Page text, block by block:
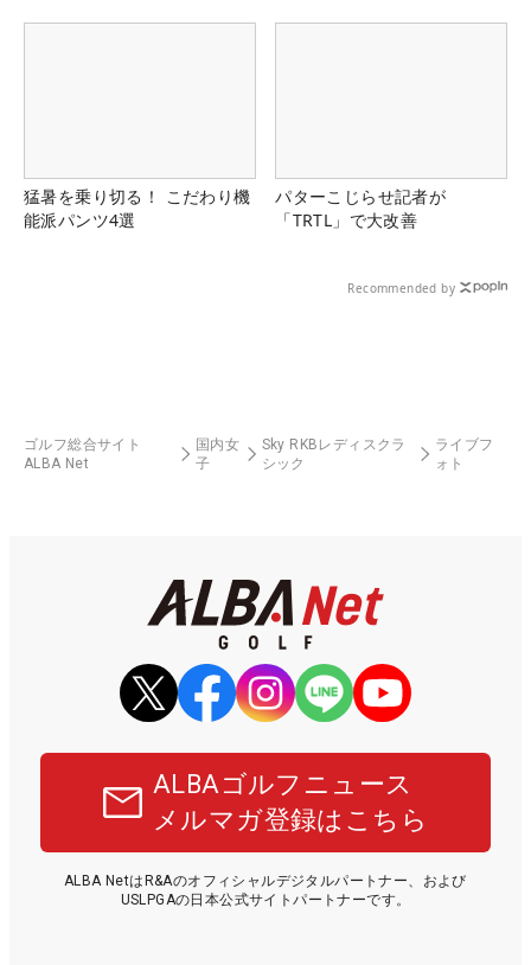
猛暑を乗り切る！ こだわり機
能派パンツ4選
パターこじらせ記者が
「TRTL」で大改善
Recommended by
ゴルフ総合サイト
ALBA Net
国内女
子
Sky RKBレディスクラ
シック
ライブフ
ォト
ALBAゴルフニュース
メルマガ登録はこちら
ALBA NetはR&Aのオフィシャルデジタルパートナー、および
USLPGAの日本公式サイトパートナーです。